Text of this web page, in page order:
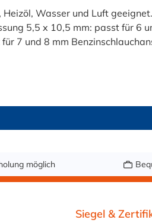
Wasser und Luft
5,5 x 10,5 mm: passt für 6
7 und 8 mm
(Außendurchmesser des
möglich
Siegel &